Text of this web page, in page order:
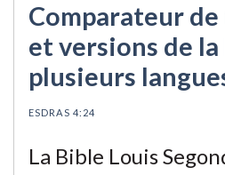
Comparateur
et versions de
plusieurs
ESDRAS 4:24
La Bible Louis